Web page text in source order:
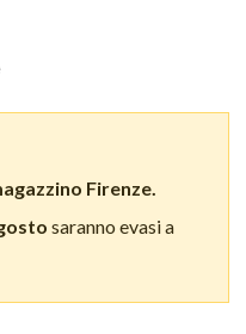
Firenze.
saranno evasi a